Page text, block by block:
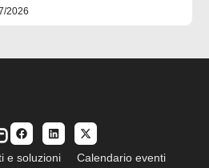
2026
e soluzioni
Calendario eventi